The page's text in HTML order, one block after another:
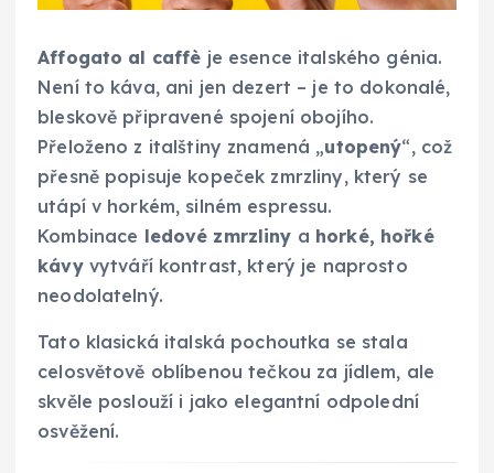
Affogato al caffè je esence italského génia.
Není to káva, ani jen dezert – je to dokonalé,
bleskově připravené spojení obojího.
Přeloženo z italštiny znamená „utopený“, což
přesně popisuje kopeček zmrzliny, který se
utápí v horkém, silném espressu.
Kombinace ledové zmrzliny a horké, hořké
kávyvytváří kontrast, který je naprosto
neodolatelný.
Tato klasická italská pochoutka se stala
celosvětově oblíbenou tečkou za jídlem, ale
skvěle poslouží i jako elegantní odpolední
osvěžení.